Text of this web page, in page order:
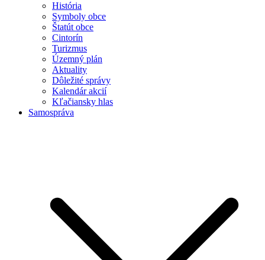
História
Symboly obce
Štatút obce
Cintorín
Turizmus
Územný plán
Aktuality
Dôležité správy
Kalendár akcií
Kľačiansky hlas
Samospráva